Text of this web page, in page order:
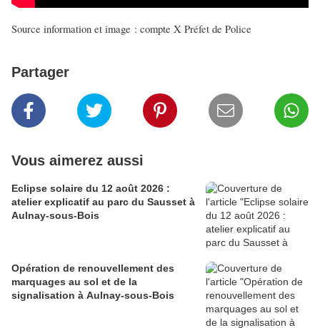
Source information et image : compte X Préfet de Police
Partager
Vous aimerez aussi
Eclipse solaire du 12 août 2026 :
atelier explicatif au parc du Sausset à
Aulnay-sous-Bois
Opération de renouvellement des
marquages au sol et de la
signalisation à Aulnay-sous-Bois